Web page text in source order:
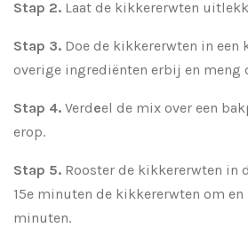
Stap 2. Laat de kikkererwten
Stap 3. Doe de kikkererwten in een
overige ingrediënten erbij en meng
Stap 4. Verdeel de mix over een
erop.
Stap 5. Rooster de kikkererwten in
15e minuten de kikkererwten om en
minuten.